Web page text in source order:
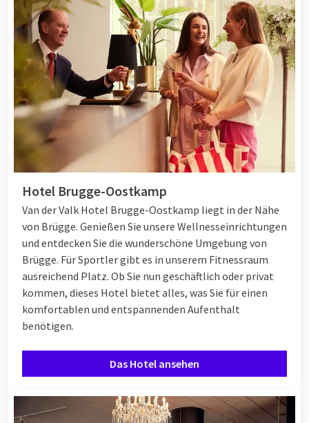
Hotel Brugge-Oostkamp
Van der Valk Hotel Brugge-Oostkamp liegt in der Nähe
von Brügge. Genießen Sie unsere Wellnesseinrichtungen
und entdecken Sie die wunderschöne Umgebung von
Brügge. Für Sportler gibt es in unserem Fitnessraum
ausreichend Platz. Ob Sie nun geschäftlich oder privat
kommen, dieses Hotel bietet alles, was Sie für einen
komfortablen und entspannenden Aufenthalt
benötigen.
Das Hotel ansehen